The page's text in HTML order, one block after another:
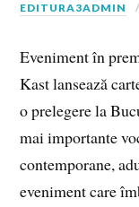
EDITURA3ADMIN
Eveniment în
Kast lansează
o prelegere la
mai importante
contemporane,
eveniment care